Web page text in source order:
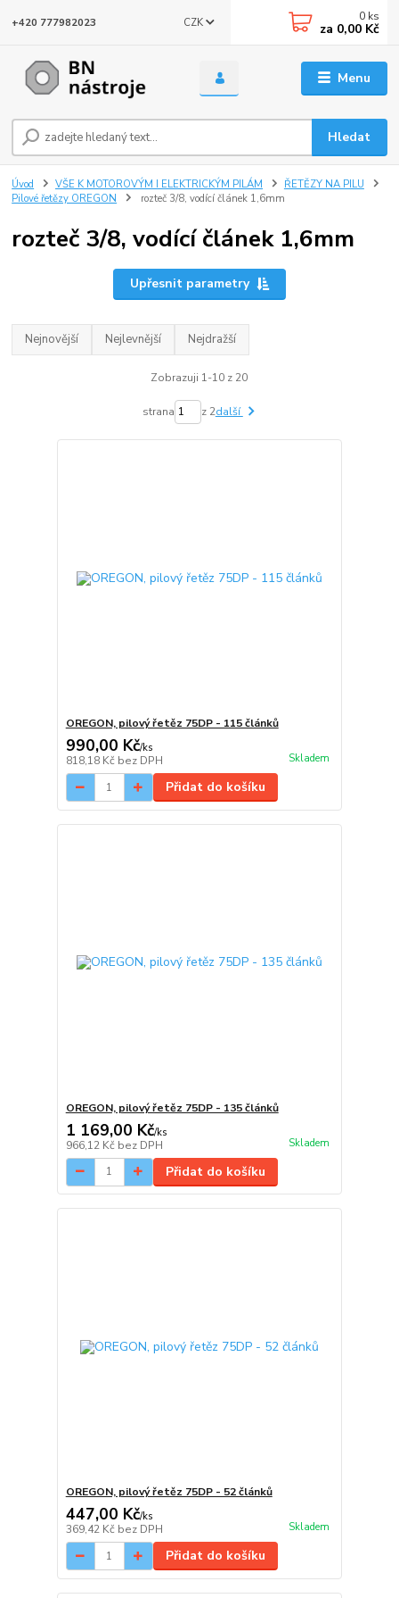
Menu
CZK
Hledat
+420 777982023 0 ks
za 0,00 Kč
Úvod VŠE K MOTOROVÝM I ELEKTRICKÝM PILÁM
ŘETĚZY NA PILU
Pilové řetězy OREGON
rozteč 3/8, vodící článek 1,6mm
rozteč 3/8, vodící článek 1,6mm
Upřesnit parametry
Nejnovější Nejlevnější Nejdražší
Zobrazuji 1-10 z 20
strana z 2další
OREGON, pilový řetěz 75DP - 115 článků
990,00 Kč/ks
818,18 Kč bez DPH Skladem
Přidat do košíku
OREGON, pilový řetěz 75DP - 135 článků
1 169,00 Kč/ks
966,12 Kč bez DPH Skladem
Přidat do košíku
OREGON, pilový řetěz 75DP - 52 článků
447,00 Kč/ks
369,42 Kč bez DPH Skladem
Přidat do košíku